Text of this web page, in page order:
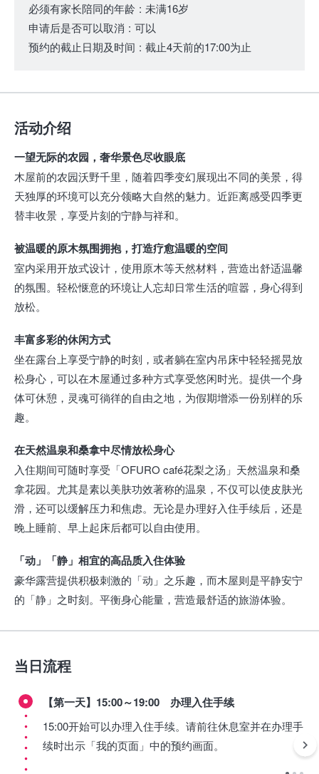
必须有家长陪同的年龄 : 未满16岁
申请后是否可以取消 : 可以
预约的截止日期及时间 : 截止4天前的17:00为止
活动介绍
一望无际的农园，奢华景色尽收眼底
木屋前的农园沃野千里，随着四季变幻展现出不同的美景，得
天独厚的环境可以充分领略大自然的魅力。近距离感受四季更
替丰收景，享受片刻的宁静与祥和。
被温暖的原木氛围拥抱，打造疗愈温暖的空间
室内采用开放式设计，使用原木等天然材料，营造出舒适温馨
的氛围。轻松惬意的环境让人忘却日常生活的喧嚣，身心得到
放松。
丰富多彩的休闲方式
坐在露台上享受宁静的时刻，或者躺在室内吊床中轻轻摇晃放
松身心，可以在木屋通过多种方式享受悠闲时光。提供一个身
体可休憩，灵魂可徜徉的自由之地，为假期增添一份别样的乐
趣。
在天然温泉和桑拿中尽情放松身心
入住期间可随时享受「OFURO café花梨之汤」天然温泉和桑
拿花园。尤其是素以美肤功效著称的温泉，不仅可以使皮肤光
滑，还可以缓解压力和焦虑。无论是办理好入住手续后，还是
晚上睡前、早上起床后都可以自由使用。
「动」「静」相宜的高品质入住体验
豪华露营提供积极刺激的「动」之乐趣，而木屋则是平静安宁
的「静」之时刻。平衡身心能量，营造最舒适的旅游体验。
当日流程
【第一天】15:00～19:00 办理入住手续
15:00开始可以办理入住手续。请前往休息室并在办理手
续时出示「我的页面」中的预约画面。